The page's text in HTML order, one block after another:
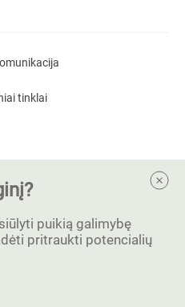
tinklai
puikią galimybę
pritraukti potencialių